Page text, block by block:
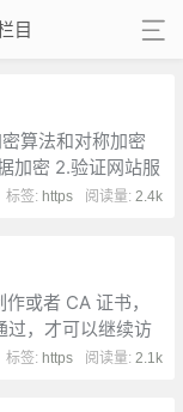
目
算法和对称加密
加密 2.验证网站服
阅读量: 2.4k
标签: https
或者 CA 证书，
过，才可以继续访
阅读量: 2.1k
标签: https